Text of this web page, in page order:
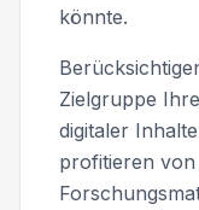
könnte.
Zielgruppe
digitaler
profitieren